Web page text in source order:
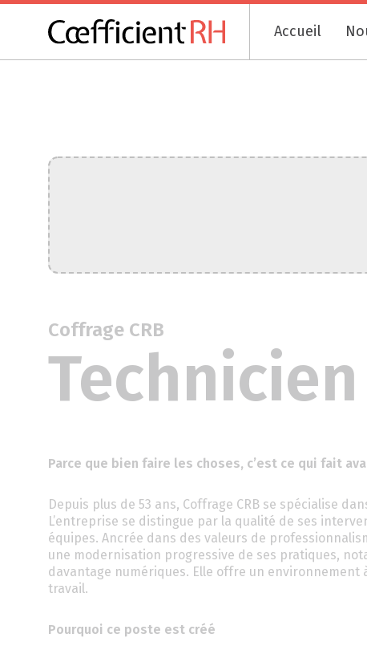
Accueil
Coffrage CRB
Parce que bien faire les choses, c’est ce qui fait
Depuis plus de 53 ans, Coffrage CRB se spécialise
L’entreprise se distingue par la qualité de ses
équipes. Ancrée dans des valeurs de
une modernisation progressive de ses pratiques,
davantage numériques. Elle offre un
travail.
Pourquoi ce poste est créé